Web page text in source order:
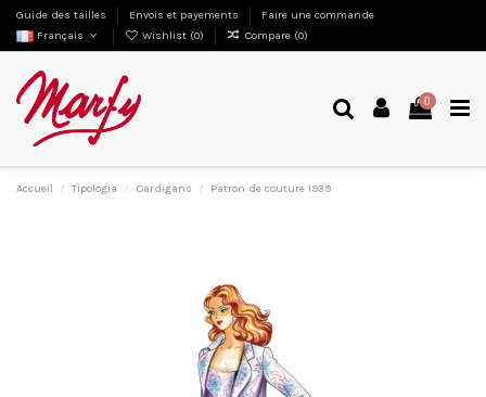
Guide des tailles Envois et payements
Faire une commande
Français
Wishlist (0) Compare (0)
0
Accueil Tipologia Cardigans Patron de couture 1939